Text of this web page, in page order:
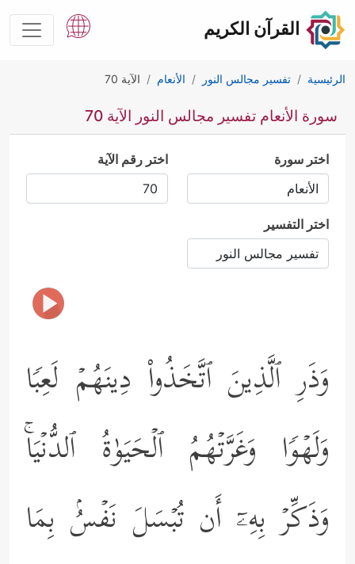
القرآن الكريم
الرئيسية تفسير مجالس النور الأنعام الآية 70
سورة الأنعام تفسير مجالس النور الآية 70
اختر سورة اختر رقم الآية
اختر التفسير
وَذَرِ ٱلَّذِینَ ٱتَّخَذُواْ دِینَهُمۡ لَعِبࣰا
وَلَهۡوࣰا وَغَرَّتۡهُمُ ٱلۡحَیَوٰةُ ٱلدُّنۡیَاۚ
وَذَكِّرۡ بِهِۦۤ أَن تُبۡسَلَ نَفۡسُۢ بِمَا